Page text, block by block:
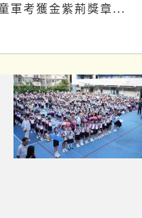
軍考獲金紫荊獎章...